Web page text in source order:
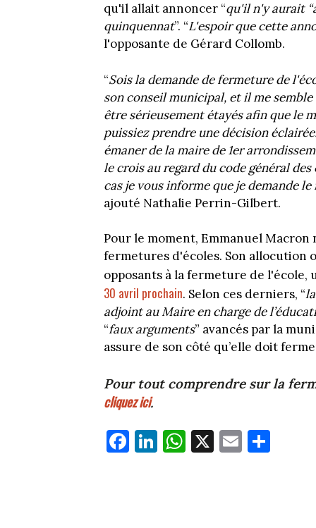
qu'il allait annoncer “qu'il n'y aurait
quinquennat”. “L'espoir que cette
l'opposante de Gérard Collomb.
“Sois la demande de fermeture de
son conseil municipal, et il me
être sérieusement étayés afin que le
puissiez prendre une décision
émaner de la maire de 1er
le crois au regard du code général
cas je vous informe que je demande
ajouté Nathalie Perrin-Gilbert.
Pour le moment, Emmanuel
fermetures d'écoles. Son allocution
opposants à la fermeture de
30 avril prochain. Selon ces derniers, “
adjoint au Maire en charge de
“faux arguments” avancés par la
assure de son côté qu’elle doit
Pour tout comprendre sur la
cliquez ici.
Fa
ce
Li
nk
W
ha
X E
m